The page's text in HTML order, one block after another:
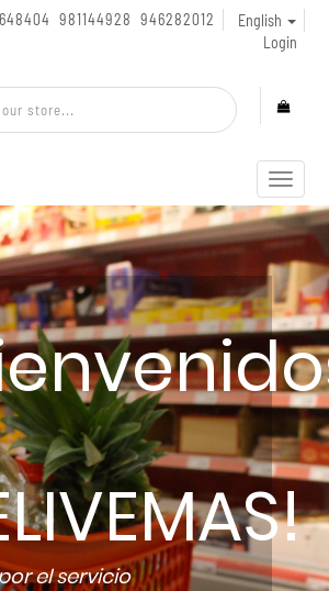
981144928 946282012
English
Login
el servicio